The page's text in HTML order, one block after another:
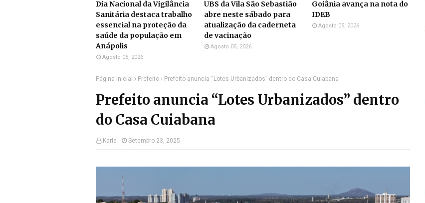
Dia Nacional da Vigilância
Sanitária destaca trabalho
essencial na proteção da
saúde da população em
Anápolis
Agosto 05, 2026
UBS da Vila São Sebastião
abre neste sábado para
atualização da caderneta
de vacinação
Agosto 05, 2026
Goiânia avança na nota do
IDEB
Agosto 05, 2026
Página inicial Prefeito Prefeito anuncia “Lotes Urbanizados” dentro do Casa Cuiabana
Prefeito anuncia “Lotes Urbanizados” dentro
do Casa Cuiabana
Karla Setembro 23, 2025